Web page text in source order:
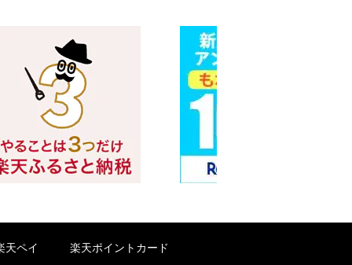
天ペイ 楽天ポイントカード